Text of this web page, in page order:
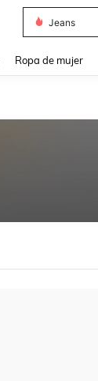
Jeans
Ropa de mujer